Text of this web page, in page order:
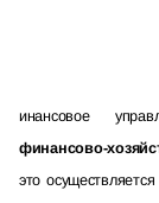
инансовое
финансово-
это